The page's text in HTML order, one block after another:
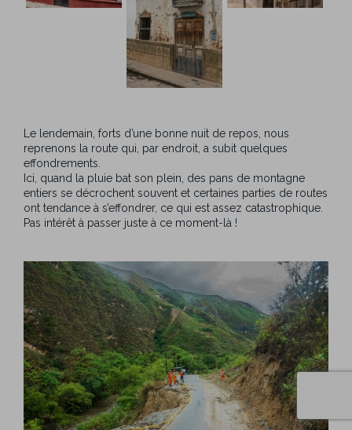
Le lendemain, forts d’une bonne nuit de repos, nous
reprenons la route qui, par endroit, a subit quelques
effondrements.
Ici, quand la pluie bat son plein, des pans de montagne
entiers se décrochent souvent et certaines parties de routes
ont tendance à s’effondrer, ce qui est assez catastrophique.
Pas intérêt à passer juste à ce moment-là !